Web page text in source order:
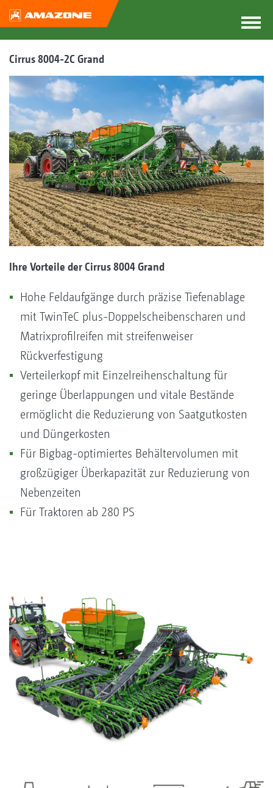
Cirrus 8004-2C Grand
Ihre Vorteile der Cirrus 8004 Grand
Hohe Feldaufgänge durch präzise Tiefenablage
mit TwinTeC plus-Doppelscheibenscharen und
Matrixprofilreifen mit streifenweiser
Rückverfestigung
Verteilerkopf mit Einzelreihenschaltung für
geringe Überlappungen und vitale Bestände
ermöglicht die Reduzierung von Saatgutkosten
und Düngerkosten
Für Bigbag-optimiertes Behältervolumen mit
großzügiger Überkapazität zur Reduzierung von
Nebenzeiten
Für Traktoren ab 280 PS